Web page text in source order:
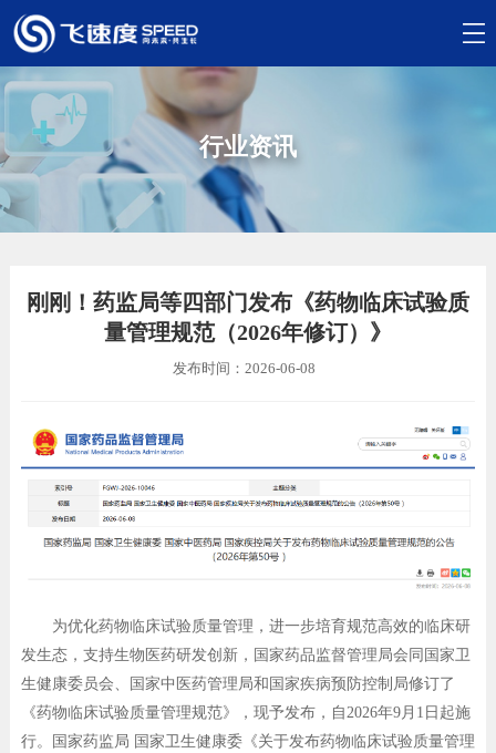
行业资讯
刚刚！药监局等四部门发布《药物临床试验质
量管理规范（2026年修订）》
发布时间：2026-06-08
为优化药物临床试验质量管理，进一步培育规范高效的临床研
发生态，支持生物医药研发创新，国家药品监督管理局会同国家卫
生健康委员会、国家中医药管理局和国家疾病预防控制局修订了
《药物临床试验质量管理规范》，现予发布，自2026年9月1日起施
行。国家药监局 国家卫生健康委《关于发布药物临床试验质量管理